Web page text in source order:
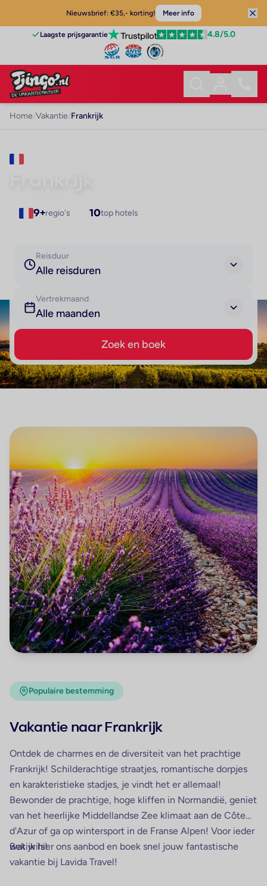
Nieuwsbrief: €35,- korting! Meer info
Laagste prijsgarantie 4.8/5.0
Home/Vakantie/Frankrijk
9+regio's 10top hotels
Reisduur
Alle reisduren
Vertrekmaand
Alle maanden
Zoek en boek
Populaire bestemming
Vakantie naar Frankrijk
Ontdek de charmes en de diversiteit van het prachtige
Frankrijk! Schilderachtige straatjes, romantische dorpjes
en karakteristieke stadjes, je vindt het er allemaal!
Bewonder de prachtige, hoge kliffen in Normandië, geniet
van het heerlijke Middellandse Zee klimaat aan de Côte
d'Azur of ga op wintersport in de Franse Alpen! Voor ieder
wat wils!
Bekijk hier ons aanbod en boek snel jouw fantastische
vakantie bij Lavida Travel!